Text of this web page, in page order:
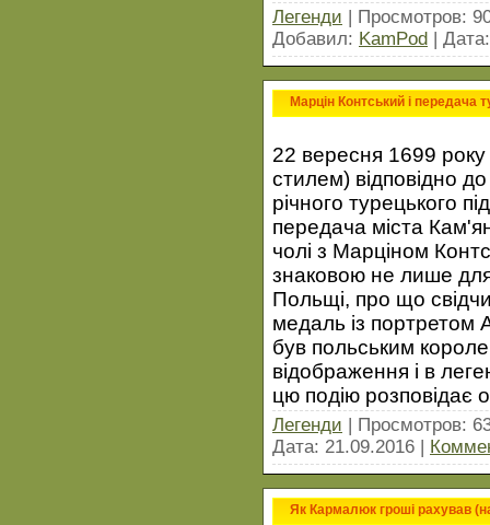
Легенди | Просмотров:
Добавил: KamPod |
Марцін Контський і передача
22 вересня 1699
стилем) відповідно
річного турецького
передача міста
чолі з Марціном
знаковою не лише для
Польщі, про що
медаль із портретом
був польським
відображення і в
цю подію розповідає
Легенди | Просмотров:
Дата: 21.09.2016 |
Як Кармалюк гроші рахував